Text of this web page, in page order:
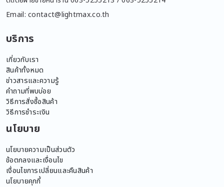
Email: contact@lightmax.co.th
บริการ
เกี่ยวกับเรา
สินค้าทั้งหมด
ข่าวสารและความรู้
คำถามที่พบบ่อย
วิธีการสั่งซื้อสินค้า
วิธีการชำระเงิน
นโยบาย
นโยบายความเป็นส่วนตัว
ข้อตกลงและเงื่อนไข
เงื่อนไขการเปลี่ยนและคืนสินค้า
นโยบายคุกกี้